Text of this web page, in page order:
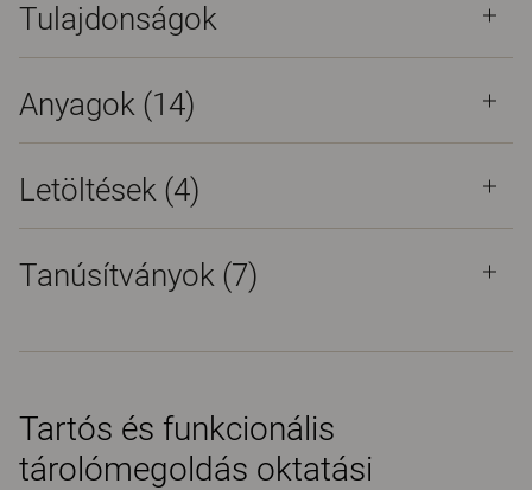
Tulajdonságok
Anyagok (14)
Letöltések (4)
Tanúsítványok (7)
Tartós és funkcionális
tárolómegoldás oktatási